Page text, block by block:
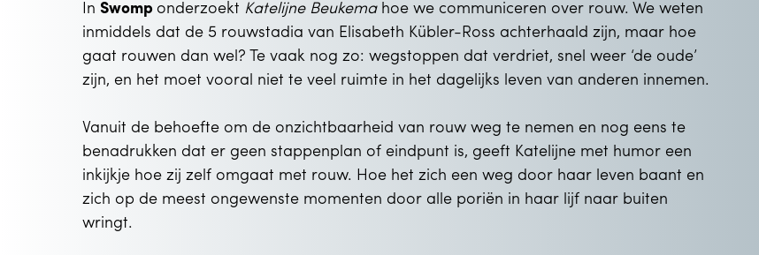
In Swomp onderzoekt Katelijne Beukemahoe we communiceren over rouw. We weten
inmiddels dat de 5 rouwstadia van Elisabeth Kübler-Ross achterhaald zijn, maar hoe
gaat rouwen dan wel? Te vaak nog zo: wegstoppen dat verdriet, snel weer ‘de oude’
zijn, en het moet vooral niet te veel ruimte in het dagelijks leven van anderen innemen.
Vanuit de behoefte om de onzichtbaarheid van rouw weg te nemen en nog eens te
benadrukken dat er geen stappenplan of eindpunt is, geeft Katelijne met humor een
inkijkje hoe zij zelf omgaat met rouw. Hoe het zich een weg door haar leven baant en
zich op de meest ongewenste momenten door alle poriën in haar lijf naar buiten
wringt.